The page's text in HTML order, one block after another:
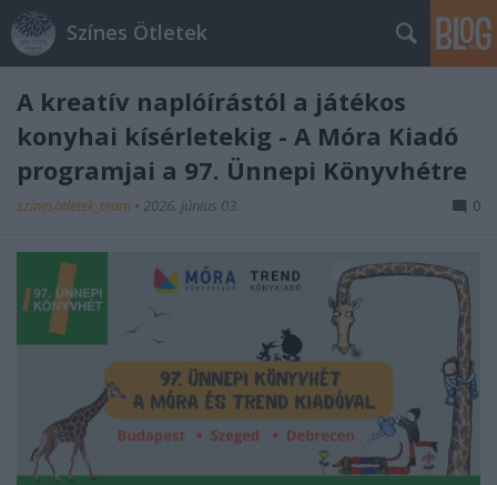
Színes Ötletek
A kreatív naplóírástól a játékos
konyhai kísérletekig - A Móra Kiadó
programjai a 97. Ünnepi Könyvhétre
színesötletek_team • 2026. június 03. 0